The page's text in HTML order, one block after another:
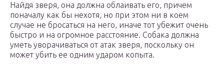
Найдя зверя, она должна облаивать его, причем
поначалу как бы нехотя, но при этом ни в коем
случае не бросаться на него, иначе тот убежит очень
быстро и на огромное расстояние. Собака должна
уметь уворачиваться от атак зверя, поскольку он
может убить ее одним ударом копыта.